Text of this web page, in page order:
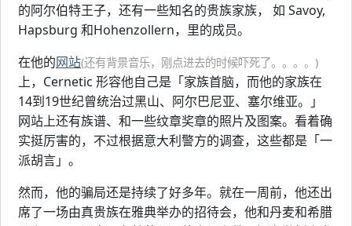
的阿尔伯特王子，还有一些知名的贵族家族， 如 Savoy,
Hapsburg 和Hohenzollern，里的成员。
在他的网站(还有背景音乐，刚点进去的时候吓死了。。。。)
上，Cernetic 形容他自己是「家族首脑，而他的家族在
14到19世纪曾统治过黑山、阿尔巴尼亚、塞尔维亚。」
网站上还有族谱、和一些纹章奖章的照片及图案。看着确
实挺厉害的，不过根据意大利警方的调查，这些都是「一
派胡言」。
然而，他的骗局还是持续了好多年。就在一周前，他还出
席了一场由真贵族在雅典举办的招待会，他和丹麦和希腊